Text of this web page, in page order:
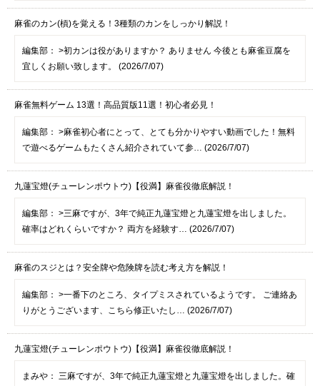
麻雀のカン(槓)を覚える！3種類のカンをしっかり解説！
編集部： >初カンは役がありますか？ ありません 今後とも麻雀豆腐を
宜しくお願い致します。 (2026/7/07)
麻雀無料ゲーム 13選！高品質版11選！初心者必見！
編集部： >麻雀初心者にとって、とても分かりやすい動画でした！無料
で遊べるゲームもたくさん紹介されていて参… (2026/7/07)
九蓮宝燈(チューレンポウトウ)【役満】麻雀役徹底解説！
編集部： >三麻ですが、3年で純正九蓮宝燈と九蓮宝燈を出しました。
確率はどれくらいですか？ 両方を経験す… (2026/7/07)
麻雀のスジとは？安全牌や危険牌を読む考え方を解説！
編集部： >一番下のところ、タイプミスされているようです。 ご連絡あ
りがとうございます、こちら修正いたし… (2026/7/07)
九蓮宝燈(チューレンポウトウ)【役満】麻雀役徹底解説！
まみや： 三麻ですが、3年で純正九蓮宝燈と九蓮宝燈を出しました。確